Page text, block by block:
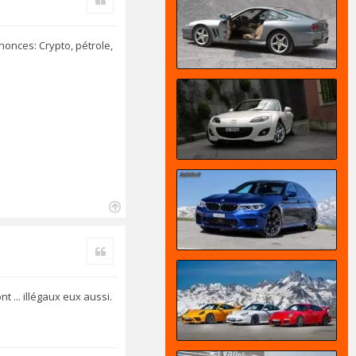
Crypto, pétrole,
... illégaux eux aussi.